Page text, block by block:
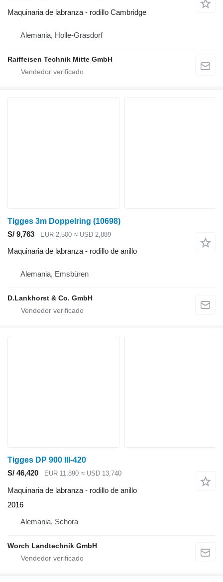
Maquinaria de labranza - rodillo Cambridge
Alemania, Holle-Grasdorf
Raiffeisen Technik Mitte GmbH
Tigges 3m Doppelring (10698)
S/ 9,763
EUR 2,500 ≈ USD 2,889
Maquinaria de labranza - rodillo de anillo
Alemania, Emsbüren
D.Lankhorst & Co. GmbH
Tigges DP 900 III-420
S/ 46,420
EUR 11,890 ≈ USD 13,740
Maquinaria de labranza - rodillo de anillo
2016
Alemania, Schora
Worch Landtechnik GmbH